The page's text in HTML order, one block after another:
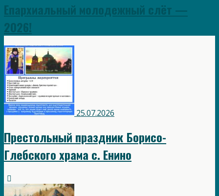
Епархиальный молодежный слёт —
2026!
25.07.2026
Престольный праздник Борисо-
Глебского храма с. Енино